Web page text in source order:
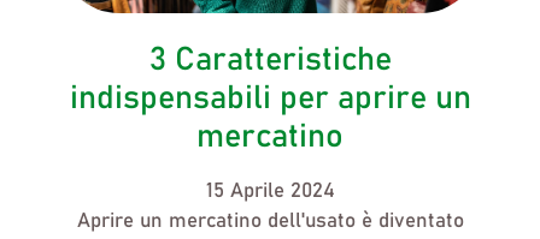
3 Caratteristiche
indispensabili per aprire un
mercatino
15 Aprile 2024
Aprire un mercatino dell'usatoè diventato